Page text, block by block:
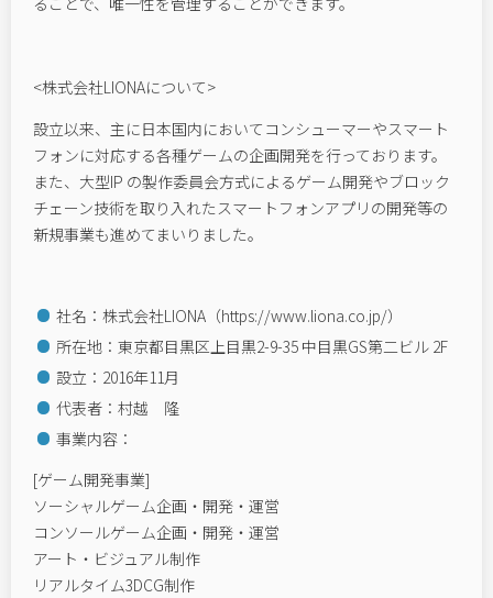
<株式会社LIONAについて>
設⽴以来、主に⽇本国内においてコンシューマーやスマート
フォンに対応する各種ゲームの企画開発を⾏っております。
また、⼤型IP の製作委員会⽅式によるゲーム開発やブロック
チェーン技術を取り⼊れたスマートフォンアプリの開発等の
新規事業も進めてまいりました。
社名：株式会社LIONA（https://www.liona.co.jp/）
所在地：東京都目黒区上目黒2-9-35 中目黒GS第二ビル 2F
設立：2016年11月
代表者：村越 隆
事業内容：
[ゲーム開発事業]
ソーシャルゲーム企画・開発・運営
コンソールゲーム企画・開発・運営
アート・ビジュアル制作
リアルタイム3DCG制作